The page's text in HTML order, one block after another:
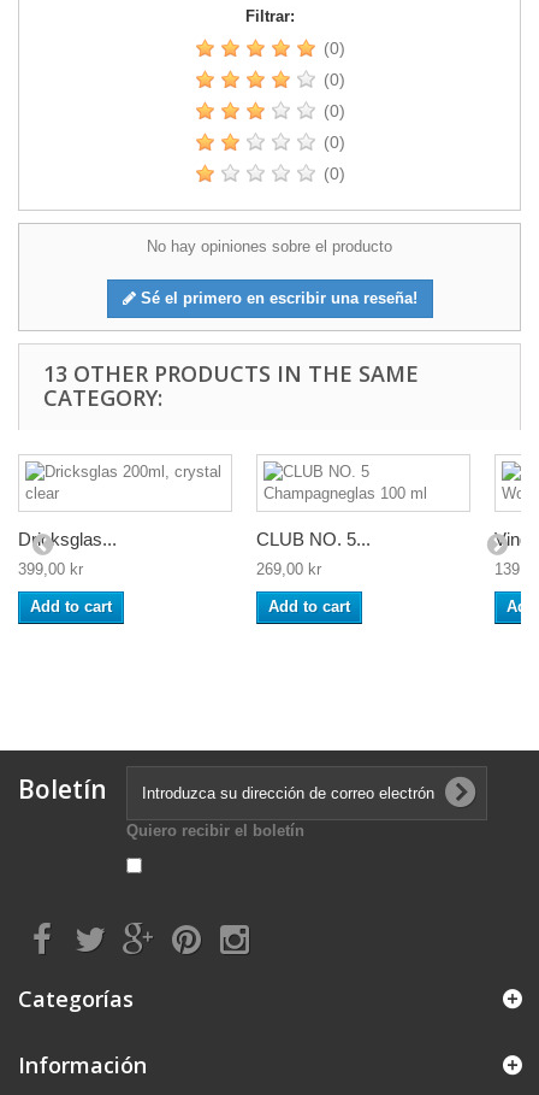
Filtrar:
(0)
(0)
(0)
(0)
(0)
No hay opiniones sobre el producto
Sé el primero en escribir una reseña!
13 OTHER PRODUCTS IN THE SAME
CATEGORY:
Dricksglas...
399,00 kr
Add to cart
CLUB NO. 5...
269,00 kr
Add to cart
Boletín
Quiero recibir el boletín
Categorías
Información